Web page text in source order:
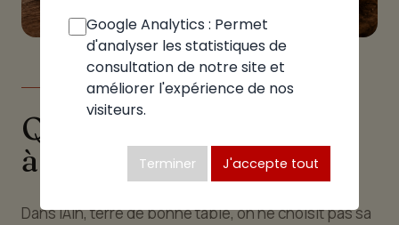
LE GUIDE
Quelle pizzeria choisir
à Pérouges
Dans l'Ain, terre de bonne table, on ne choisit pas sa
Google Analytics : Permet
d'analyser les statistiques de
consultation de notre site et
améliorer l'expérience de nos
visiteurs.
Terminer J'accepte tout